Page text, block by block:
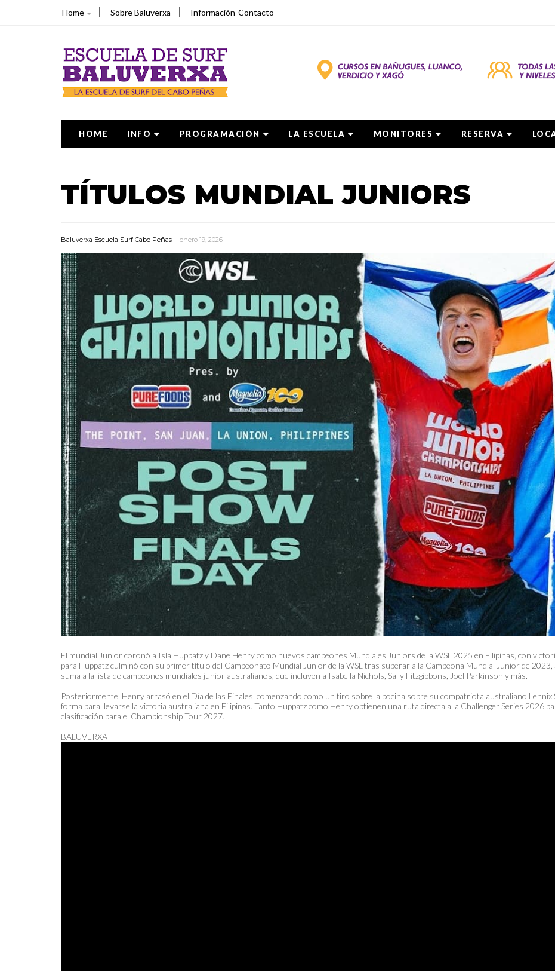
Home Sobre Baluverxa Información-Contacto
HOME INFO PROGRAMACIÓN LA ESCUELA MONITORES RESERVA
TÍTULOS MUNDIAL JUNIORS
Baluverxa Escuela Surf Cabo Peñas enero 19, 2026
El mundial Junior coronó a Isla Huppatz y Dane Henry como nuevos campeones Mundiales Juniors de la WSL 2025 en Filipinas, con
para Huppatz culminó con su primer título del Campeonato Mundial Junior de la WSL tras superar a la Campeona Mundial Junior de
suma a la lista de campeones mundiales junior australianos, que incluyen a Isabella Nichols, Sally Fitzgibbons, Joel Parkinson y más.
Posteriormente, Henry arrasó en el Día de las Finales, comenzando como un tiro sobre la bocina sobre su compatriota australiano Lennix
forma para llevarse la victoria australiana en Filipinas. Tanto Huppatz como Henry obtienen una ruta directa a la Challenger Series 2026
clasificación para el Championship Tour 2027.
BALUVERXA